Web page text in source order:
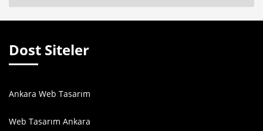
Dost Siteler
Ankara Web Tasarım
Web Tasarım Ankara